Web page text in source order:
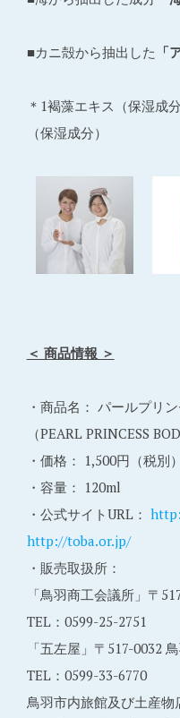
■カニ殻から抽出した 「
＊1褐藻エキス（保湿成
（保湿成分）
＜ 商品情報 ＞
・商品名： パールプリ
（PEARL PRINCESS
・価格： 1,500円（税別）
・容量： 120ml
・公式サイトURL：
http://toba.or.jp/
・販売取扱所：
「鳥羽商工会議所」〒
TEL：0599-25-2751
「五左屋」〒517-0032
TEL：0599-33-6770
鳥羽市内旅館及び土産物